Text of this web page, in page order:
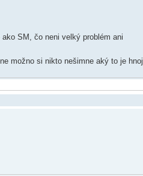
SM, čo neni velký problém ani
možno si nikto nešimne aký to je hnoj